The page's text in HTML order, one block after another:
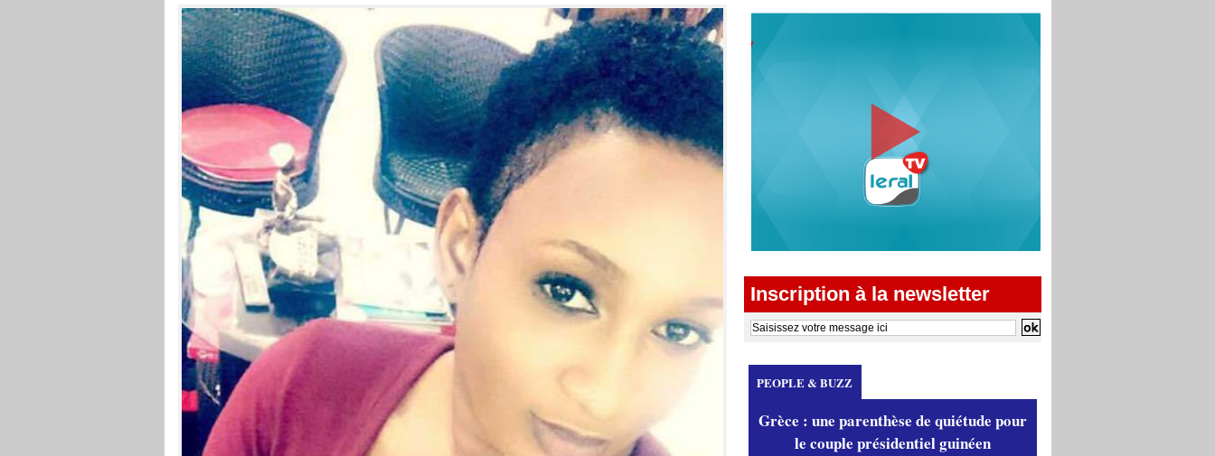
Inscription à la newsletter
PEOPLE & BUZZ
Grèce : une parenthèse de quiétude pour
le couple présidentiel guinéen